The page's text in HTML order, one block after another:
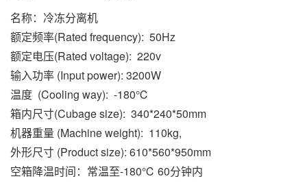
名称：冷冻分离机
额定频率(Rated frequency): 50Hz
额定电压(Rated voltage): 220v
输入功率 (Input power): 3200W
温度 (Cooling way): -180℃
箱内尺寸(Cubage size): 340*240*50mm
机器重量 (Machine weight): 110kg,
外形尺寸 (Product size): 610*560*950mm
空箱降温时间：常温至-180℃ 60分钟内